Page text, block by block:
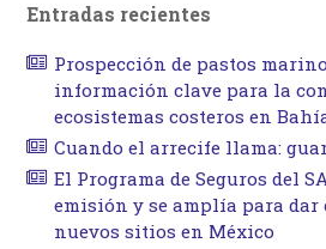
Entradas recientes
Prospección de pastos
información clave para la
ecosistemas costeros en
Cuando el arrecife llama:
El Programa de Seguros del
emisión y se amplía para dar
nuevos sitios en México